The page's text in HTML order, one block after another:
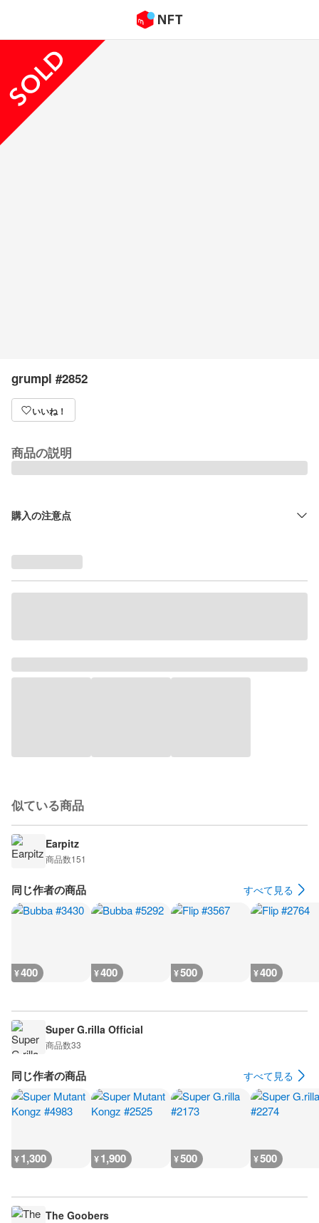
grumpl #2852
いいね！
商品の説明
購入の注意点
似ている商品
Earpitz
商品数151
同じ作者の商品 すべて見る
¥400 ¥400 ¥500 ¥400
Super G.rilla Official
商品数33
同じ作者の商品 すべて見る
¥1,300 ¥1,900 ¥500 ¥500
The Goobers